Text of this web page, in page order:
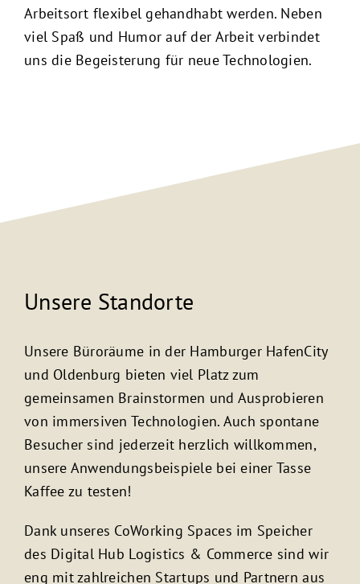
Arbeitsort flexibel gehandhabt werden. Neben
viel Spaß und Humor auf der Arbeit verbindet
uns die Begeisterung für neue Technologien.
Unsere Standorte
Unsere Büroräume in der Hamburger HafenCity
und Oldenburg bieten viel Platz zum
gemeinsamen Brainstormen und Ausprobieren
von immersiven Technologien. Auch spontane
Besucher sind jederzeit herzlich willkommen,
unsere Anwendungsbeispiele bei einer Tasse
Kaffee zu testen!
Dank unseres CoWorking Spaces im Speicher
des Digital Hub Logistics & Commerce sind wir
eng mit zahlreichen Startups und Partnern aus